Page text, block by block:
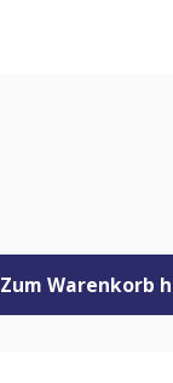
Zum Warenkorb